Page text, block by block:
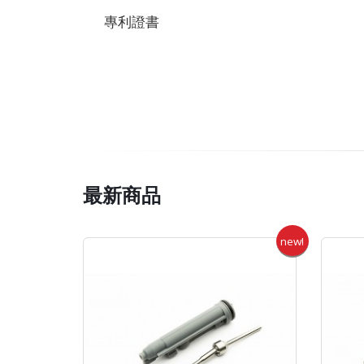
專利證書
最新商品
new!